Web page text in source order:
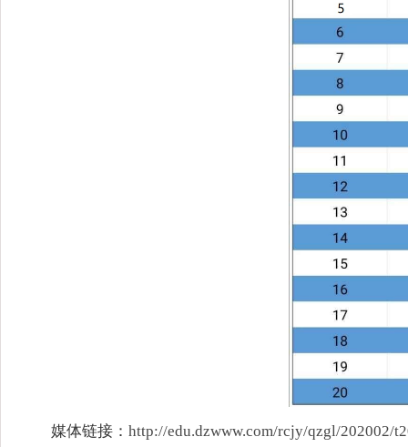
媒体链接： http://edu.dzwww.com/rcjy/qzgl/202002/